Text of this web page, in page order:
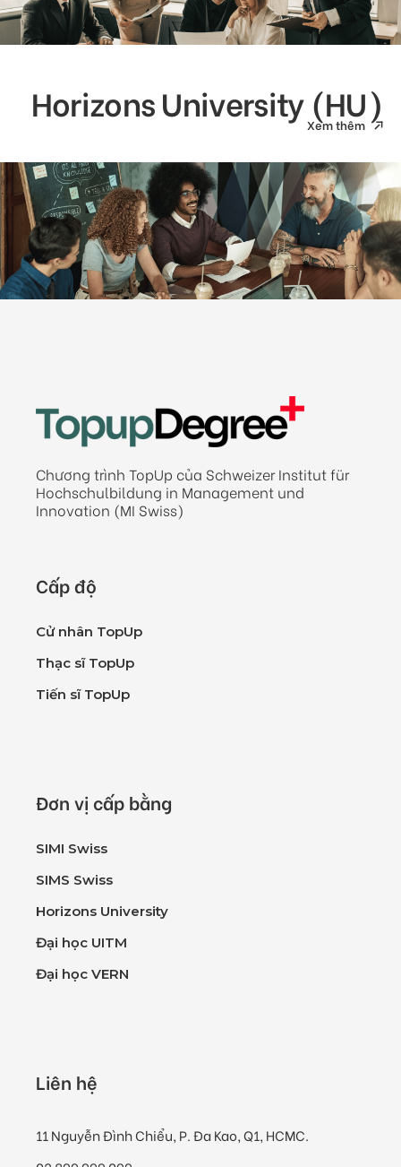
Horizons University (HU)
Xem thêm
Xem thêm
Chương trình TopUp của Schweizer Institut für
Hochschulbildung in Management und
Innovation (MI Swiss)
Cấp độ
Cử nhân TopUp
Thạc sĩ TopUp
Tiến sĩ TopUp
Đơn vị cấp bằng
SIMI Swiss
SIMS Swiss
Horizons University
Đại học UITM
Đại học VERN
Liên hệ
11 Nguyễn Đình Chiểu, P. Đa Kao, Q1, HCMC.